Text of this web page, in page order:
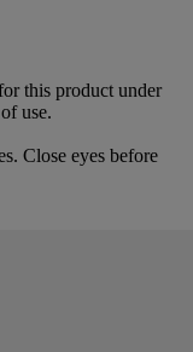
this product under
use.
Close eyes before